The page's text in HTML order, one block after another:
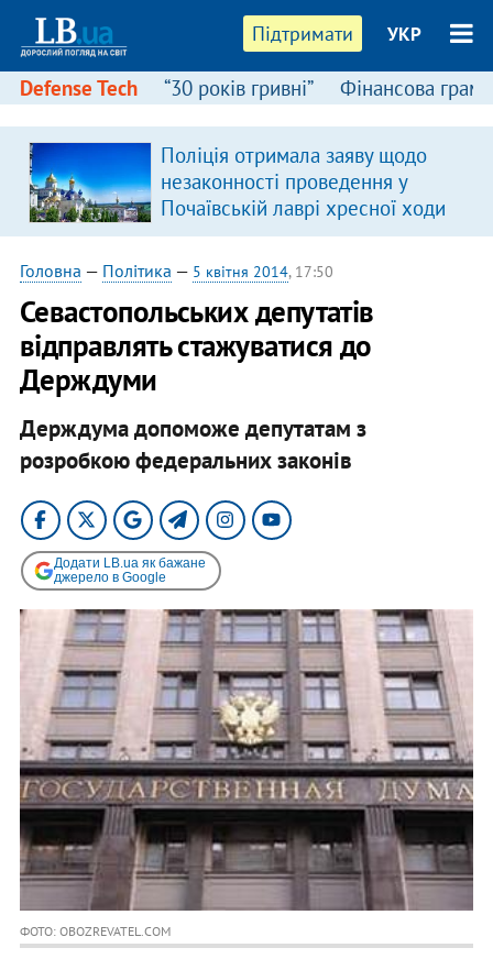
Підтримати УКР
Defense Tech “30 років гривні” Фінансова
Поліція отримала заяву щодо
незаконності проведення у
Почаївській лаврі хресної ходи
Головна — Політика — 5 квітня 2014, 17:50
Севастопольських депутатів
відправлять стажуватися до
Держдуми
Держдума допоможе депутатам з
розробкою федеральних законів
Додати LB.ua як бажане
джерело в Google
ФОТО: OBOZREVATEL.COM